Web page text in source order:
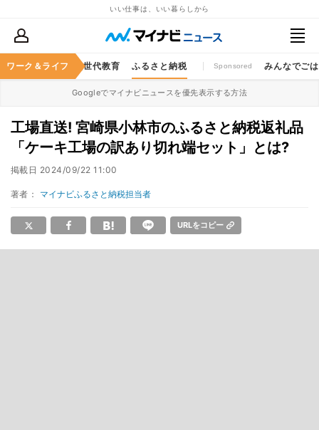
いい仕事は、いい暮らしから
ワーク＆ライフ
ャッシュレス 次世代教育 ふるさと納税 Sponsored みんなでご
Googleでマイナビニュースを優先表示する方法
工場直送! 宮崎県小林市のふるさと納税返礼品
「ケーキ工場の訳あり切れ端セット」とは?
掲載日 2024/09/22 11:00
著者： マイナビふるさと納税担当者
URLをコピー